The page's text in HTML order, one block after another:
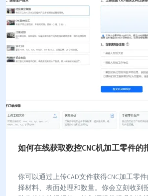
如何在线获取数控CNC机加工零件的
你可以通过上传CAD文件获得CNC加工零
择材料、表面处理和数量。你会立刻收到